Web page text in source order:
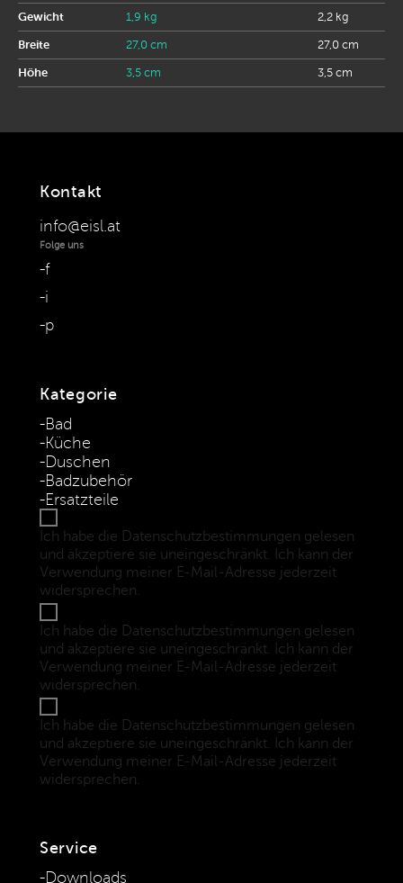
Gewicht 1,9 kg 2,2 kg
Breite 27,0 cm 27,0 cm
Höhe 3,5 cm 3,5 cm
Kontakt
info@eisl.at
Folge uns
f
i
p
Kategorie
Bad
Küche
Duschen
Badzubehör
Ersatzteile
Ich habe die Datenschutzbestimmungen gelesen
und akzeptiere sie uneingeschränkt. Ich kann der
Verwendung meiner E-Mail-Adresse jederzeit
widersprechen.
Ich habe die Datenschutzbestimmungen gelesen
und akzeptiere sie uneingeschränkt. Ich kann der
Verwendung meiner E-Mail-Adresse jederzeit
widersprechen.
Ich habe die Datenschutzbestimmungen gelesen
und akzeptiere sie uneingeschränkt. Ich kann der
Verwendung meiner E-Mail-Adresse jederzeit
widersprechen.
Service
Downloads